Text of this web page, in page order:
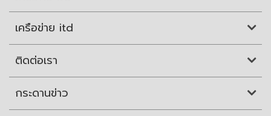
เครือข่าย itd
ติดต่อเรา
กระดานข่าว